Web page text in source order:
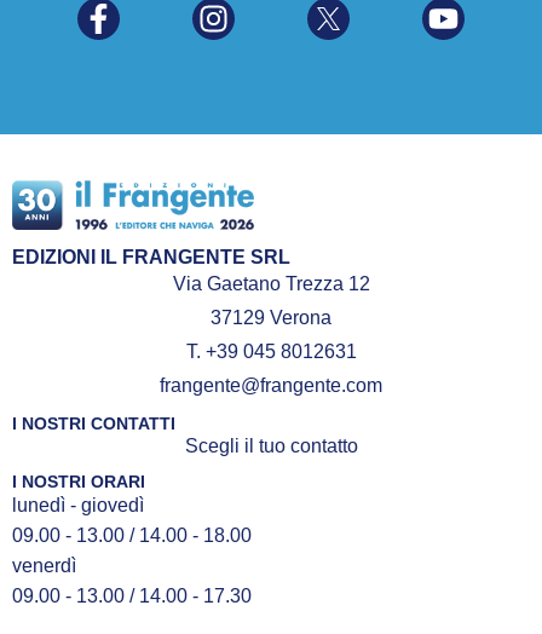
EDIZIONI IL FRANGENTE SRL
Via Gaetano Trezza 12
37129 Verona
T. +39 045 8012631
frangente@frangente.com
I NOSTRI CONTATTI
Scegli il tuo contatto
I NOSTRI ORARI
lunedì - giovedì
09.00 - 13.00 / 14.00 - 18.00
venerdì
09.00 - 13.00 / 14.00 - 17.30